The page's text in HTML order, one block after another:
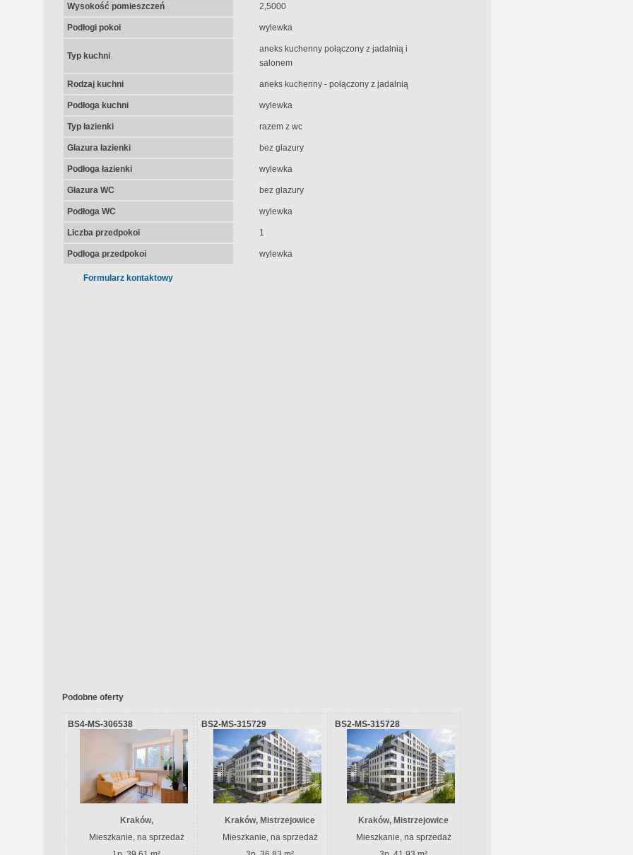
Wysokość pomieszczeń 2,5000
Podłogi pokoi wylewka
Typ kuchni
aneks kuchenny połączony z jadalnią i
salonem
Rodzaj kuchni aneks kuchenny - połączony z jadalnią
Podłoga kuchni wylewka
Typ łazienki razem z wc
Glazura łazienki bez glazury
Podłoga łazienki wylewka
Glazura WC bez glazury
Podłoga WC wylewka
Liczba przedpokoi 1
Podłoga przedpokoi wylewka
Formularz kontaktowy
Podobne oferty
BS4-MS-306538
Kraków,
Mieszkanie, na sprzedaż
BS2-MS-315729
Kraków, Mistrzejowice
Mieszkanie, na sprzedaż
BS2-MS-315728
Kraków, Mistrzejowice
Mieszkanie, na sprzedaż